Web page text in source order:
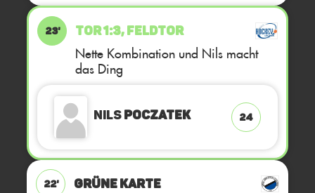
23' TOR 1:3, FELDTOR
Nette Kombination und Nils macht
das Ding
NilsPoczatek 24
22' GRÜNE KARTE